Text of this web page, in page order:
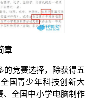
章
的竞赛选择，除获得五
国青少年科技创新大
、全国中小学电脑制作